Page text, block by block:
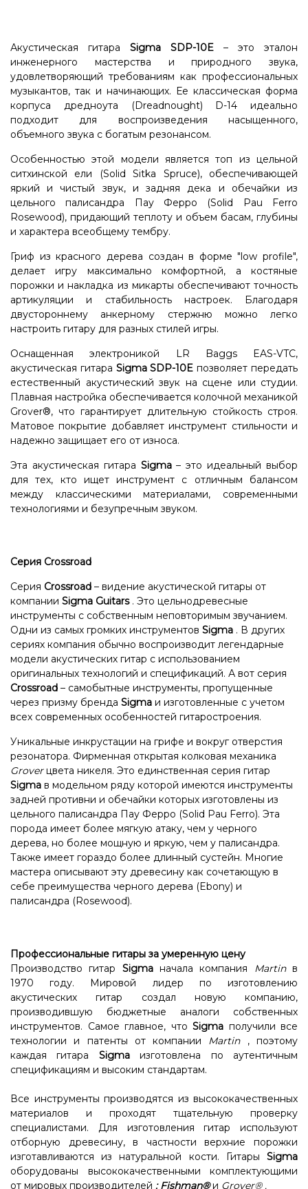
Акустическая гитара Sigma SDP-10E – это эталон
инженерного мастерства и природного звука,
удовлетворяющий требованиям как профессиональных
музыкантов, так и начинающих. Ее классическая форма
корпуса дредноута (Dreadnought) D-14 идеально
подходит для воспроизведения насыщенного,
объемного звука с богатым резонансом.
Особенностью этой модели является топ из цельной
ситхинской ели (Solid Sitka Spruce), обеспечивающей
яркий и чистый звук, и задняя дека и обечайки из
цельного палисандра Пау Ферро (Solid Pau Ferro
Rosewood), придающий теплоту и объем басам, глубины
и характера всеобщему тембру.
Гриф из красного дерева создан в форме "low profile",
делает игру максимально комфортной, а костяные
порожки и накладка из микарты обеспечивают точность
артикуляции и стабильность настроек. Благодаря
двустороннему анкерному стержню можно легко
настроить гитару для разных стилей игры.
Оснащенная электроникой LR Baggs EAS-VTC,
акустическая гитара Sigma SDP-10E позволяет передать
естественный акустический звук на сцене или студии.
Плавная настройка обеспечивается колочной механикой
Grover®, что гарантирует длительную стойкость строя.
Матовое покрытие добавляет инструмент стильности и
надежно защищает его от износа.
Эта акустическая гитара Sigma– это идеальный выбор
для тех, кто ищет инструмент с отличным балансом
между классическими материалами, современными
технологиями и безупречным звуком.
Серия Crossroad
Серия Crossroad – видение акустической гитары от
компании Sigma Guitars. Это цельнодревесные
инструменты с собственным неповторимым звучанием.
Одни из самых громких инструментов Sigma . В других
сериях компания обычно воспроизводит легендарные
модели акустических гитар с использованием
оригинальных технологий и спецификаций. А вот серия
Crossroad – самобытные инструменты, пропущенные
через призму бренда Sigma и изготовленные с учетом
всех современных особенностей гитаростроения.
Уникальные инкрустации на грифе и вокруг отверстия
резонатора. Фирменная открытая колковая механика
Groverцвета никеля. Это единственная серия гитар
Sigma в модельном ряду которой имеются инструменты
задней противни и обечайки которых изготовлены из
цельного палисандра Пау Ферро (Solid Pau Ferro). Эта
порода имеет более мягкую атаку, чем у черного
дерева, но более мощную и яркую, чем у палисандра.
Также имеет гораздо более длинный сустейн. Многие
мастера описывают эту древесину как сочетающую в
себе преимущества черного дерева (Ebony) и
палисандра (Rosewood).
Профессиональные гитары за умеренную цену
Производство гитар Sigmaначала компания Martinв
1970 году. Мировой лидер по изготовлению
акустических гитар создал новую компанию,
производившую бюджетные аналоги собственных
инструментов. Самое главное, что Sigma получили все
технологии и патенты от компании Martin, поэтому
каждая гитара Sigmaизготовлена ​​по аутентичным
спецификациям и высоким стандартам.
Все инструменты производятся из высококачественных
материалов и проходят тщательную проверку
специалистами. Для изготовления гитар используют
отборную древесину, в частности верхние порожки
изготавливаются из натуральной кости. Гитары Sigma
оборудованы высококачественными комплектующими
от мировых производителей :Fishman® и Grover® .